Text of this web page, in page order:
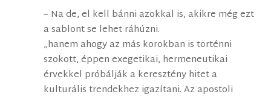
– Na de, el kell bánni azokkal is, akikre még ezt
a sablont se lehet ráhúzni.
„hanem ahogy az más korokban is történni
szokott, éppen exegetikai, hermeneutikai
érvekkel próbálják a keresztény hitet a
kulturális trendekhez igazítani. Az apostoli